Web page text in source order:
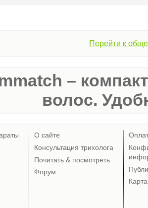
Перейти к
–
волос.
О сайте
Консультация трихолога
Почитать & посмотреть
Форум